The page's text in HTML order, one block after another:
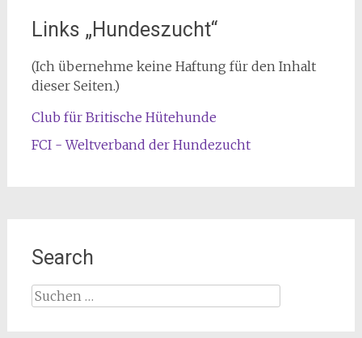
Links „Hundeszucht“
(Ich übernehme keine Haftung für den Inhalt
dieser Seiten.)
Club für Britische Hütehunde
FCI - Weltverband der Hundezucht
Search
Suche